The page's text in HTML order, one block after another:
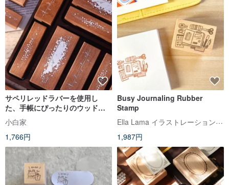
サペリレッドラバーを使用し
た、手帳にぴったりのウッドス
タンプ。軽やかなレトロ感と塩
系の雰囲気が、日々の記録に彩
りを添えます。
小白家
1,766円
Busy Journaling Rubber
Stamp
Ella Lama イラストレーションスタジオ
1,987円